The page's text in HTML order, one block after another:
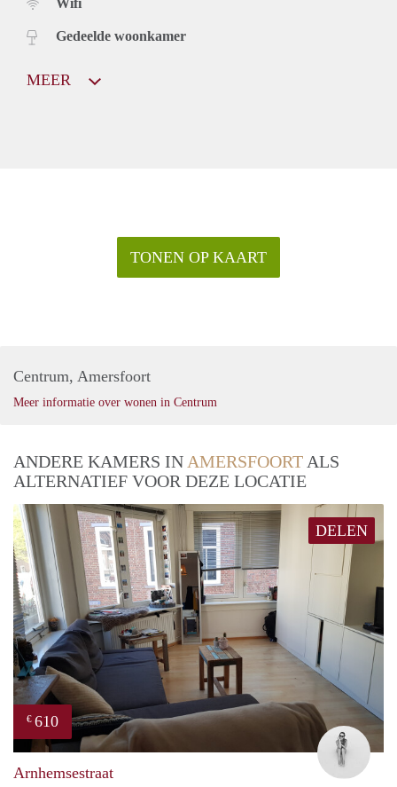
Wifi
Gedeelde woonkamer
MEER
TONEN OP KAART
Centrum, Amersfoort
Meer informatie over wonen in Centrum
ANDERE KAMERS IN AMERSFOORT ALS
ALTERNATIEF VOOR DEZE LOCATIE
DELEN
€ 610
Arnhemsestraat